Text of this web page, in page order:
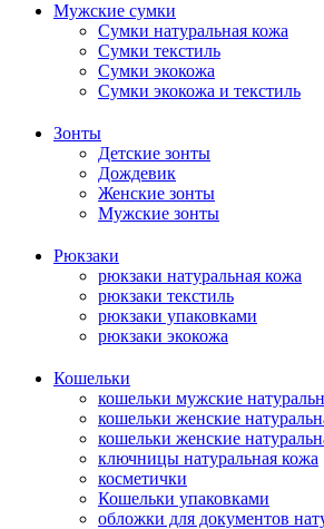
Мужские сумки
Сумки натуральная кожа
Сумки текстиль
Сумки экокожа
Сумки экокожа и текстиль
Зонты
Детские зонты
Дождевик
Женские зонты
Мужские зонты
Рюкзаки
рюкзаки натуральная кожа
рюкзаки текстиль
рюкзаки упаковками
рюкзаки экокожа
Кошельки
кошельки мужские
кошельки женские
кошельки женские
ключницы натуральная кожа
косметички
Кошельки упаковками
обложки для документов